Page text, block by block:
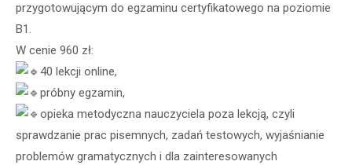
przygotowującym do egzaminu certyfikatowego na poziomie
B1.
W cenie 960 zł:
40 lekcji online,
próbny egzamin,
opieka metodyczna nauczyciela poza lekcją, czyli
sprawdzanie prac pisemnych, zadań testowych, wyjaśnianie
problemów gramatycznych i dla zainteresowanych